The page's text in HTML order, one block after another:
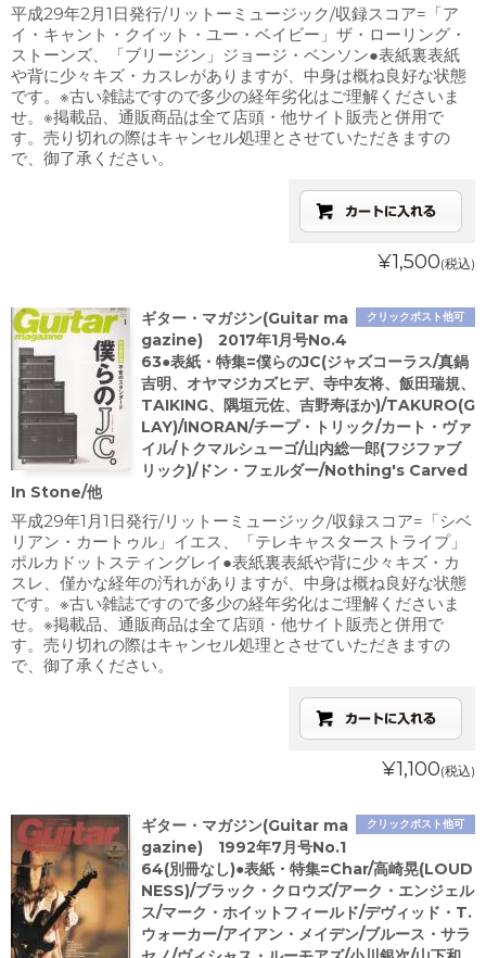
平成29年2月1日発行/リットーミュージック/収録スコア=「ア
イ・キャント・クイット・ユー・ベイビー」ザ・ローリング・
ストーンズ、「ブリージン」ジョージ・ベンソン●表紙裏表紙
や背に少々キズ・カスレがありますが、中身は概ね良好な状態
です。※古い雑誌ですので多少の経年劣化はご理解くださいま
せ。※掲載品、通販商品は全て店頭・他サイト販売と併用で
す。売り切れの際はキャンセル処理とさせていただきますの
で、御了承ください。
¥1,500(税込)
クリックポスト他可
ギター・マガジン(Guitar ma
gazine) 2017年1月号No.4
63●表紙・特集=僕らのJC(ジャズコーラス/真鍋
吉明、オヤマジカズヒデ、寺中友将、飯田瑞規、
TAIKING、隅垣元佐、吉野寿ほか)/TAKURO(G
LAY)/INORAN/チープ・トリック/カート・ヴァ
イル/トクマルシューゴ/山内総一郎(フジファブ
リック)/ドン・フェルダー/Nothing's Carved
In Stone/他
平成29年1月1日発行/リットーミュージック/収録スコア=「シベ
リアン・カートゥル」イエス、「テレキャスターストライプ」
ポルカドットスティングレイ●表紙裏表紙や背に少々キズ・カ
スレ、僅かな経年の汚れがありますが、中身は概ね良好な状態
です。※古い雑誌ですので多少の経年劣化はご理解くださいま
せ。※掲載品、通販商品は全て店頭・他サイト販売と併用で
す。売り切れの際はキャンセル処理とさせていただきますの
で、御了承ください。
¥1,100(税込)
クリックポスト他可
ギター・マガジン(Guitar ma
gazine) 1992年7月号No.1
64(別冊なし)●表紙・特集=Char/高崎晃(LOUD
NESS)/ブラック・クロウズ/アーク・エンジェル
ス/マーク・ホイットフィールド/デヴィッド・T.
ウォーカー/アイアン・メイデン/ブルース・サラ